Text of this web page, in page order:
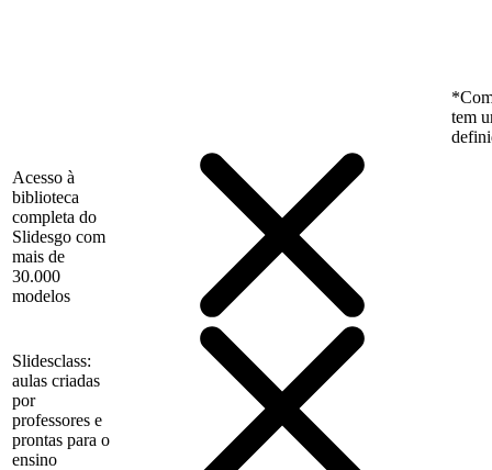
tem
Acesso à
biblioteca
completa do
Slidesgo com
mais de
30.000
modelos
Slidesclass:
aulas criadas
por
professores e
prontas para o
ensino